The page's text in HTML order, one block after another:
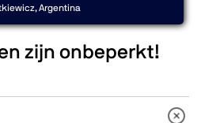
Argentina
zijn onbeperkt!